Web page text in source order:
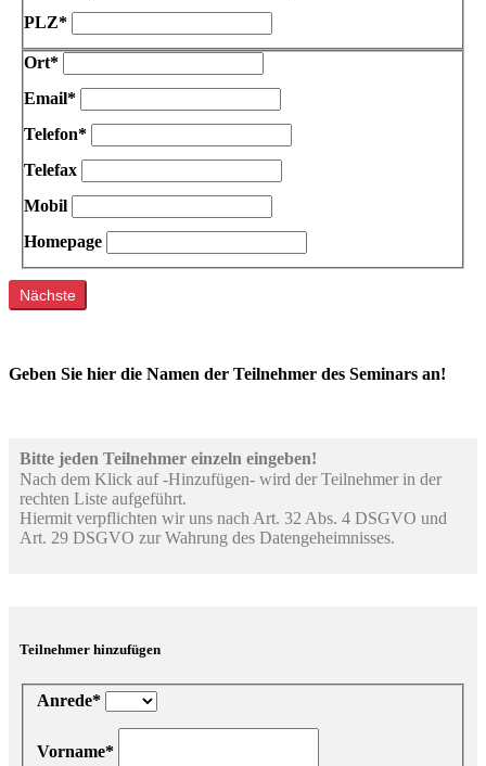
PLZ*
Ort*
Email*
Telefon*
Telefax
Mobil
Homepage
Nächste
Geben Sie hier die Namen der Teilnehmer des Seminars an!
Bitte jeden Teilnehmer einzeln eingeben!
Nach dem Klick auf -Hinzufügen- wird der Teilnehmer in der
rechten Liste aufgeführt.
Hiermit verpflichten wir uns nach Art. 32 Abs. 4 DSGVO und
Art. 29 DSGVO zur Wahrung des Datengeheimnisses.
Teilnehmer hinzufügen
Anrede*
Vorname*